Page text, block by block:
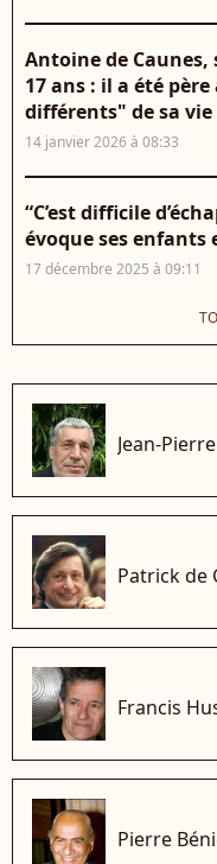
Antoine de
17 ans : il a été
différents" de sa vie
14 janvier 2026 à 08:33
“C’est difficile
évoque ses enfants
17 décembre 2025 à 09:11
Jean-
Patrick de
Francis
Pierre